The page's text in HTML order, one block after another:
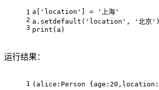
1
2
3
a 'location' ] =
'上海'
a .setdefault( 'location' , '北京' )
print (a)
运行结果：
1 ( alice :Person { age : 20 ,location: